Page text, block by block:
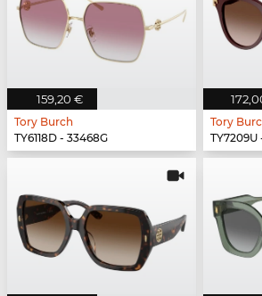
159,20 €
Tory Burch
TY6118D - 33468G
Tory
TY7209U